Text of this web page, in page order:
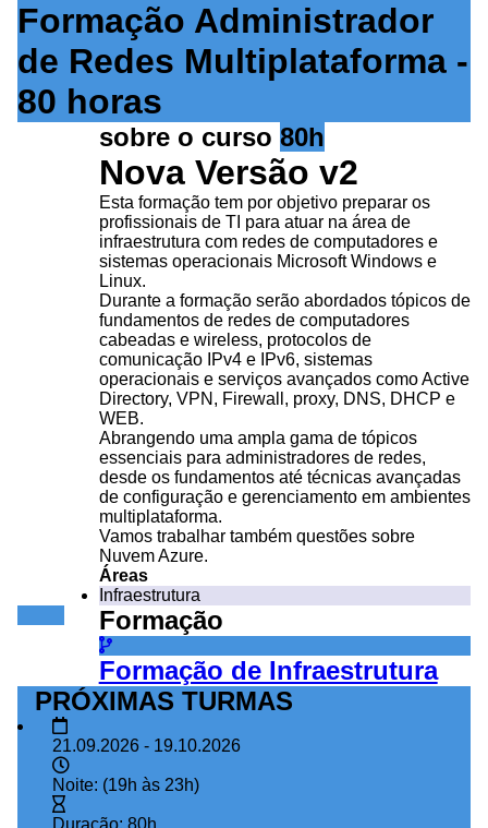
Formação Administrador
de Redes Multiplataforma -
80 horas
sobre o curso 80h
Nova Versão v2
Esta formação tem por objetivo preparar os
profissionais de TI para atuar na área de
infraestrutura com redes de computadores e
sistemas operacionais Microsoft Windows e
Linux.
Durante a formação serão abordados tópicos de
fundamentos de redes de computadores
cabeadas e wireless, protocolos de
comunicação IPv4 e IPv6, sistemas
operacionais e serviços avançados como Active
Directory, VPN, Firewall, proxy, DNS, DHCP e
WEB.
Abrangendo uma ampla gama de tópicos
essenciais para administradores de redes,
desde os fundamentos até técnicas avançadas
de configuração e gerenciamento em ambientes
multiplataforma.
Vamos trabalhar também questões sobre
Nuvem Azure.
Áreas
Infraestrutura
Formação
Formação de Infraestrutura
PRÓXIMAS TURMAS
21.09.2026 - 19.10.2026
Noite: (19h às 23h)
Duração: 80h